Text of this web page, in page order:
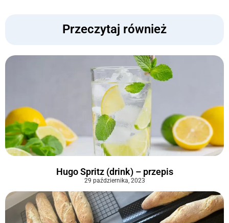
Przeczytaj również
Hugo Spritz (drink) – przepis
29 października, 2023